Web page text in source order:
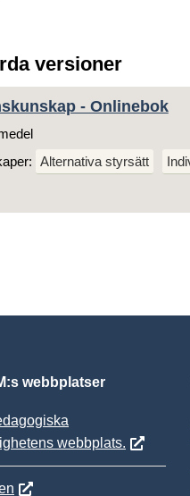
versioner
- Onlinebok
Alternativa styrsätt
webbplatser
webbplats.